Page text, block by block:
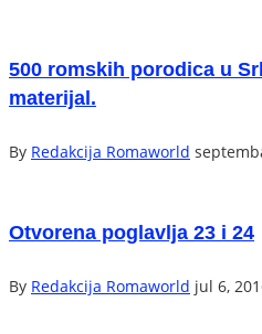
500 romskih porodica u
materijal.
By Redakcija Romaworld
Otvorena poglavlja 23 i 24
By Redakcija Romaworld jul 6,